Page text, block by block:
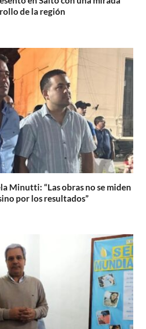
de la región
Minutti: “Las obras no se miden
por los resultados”